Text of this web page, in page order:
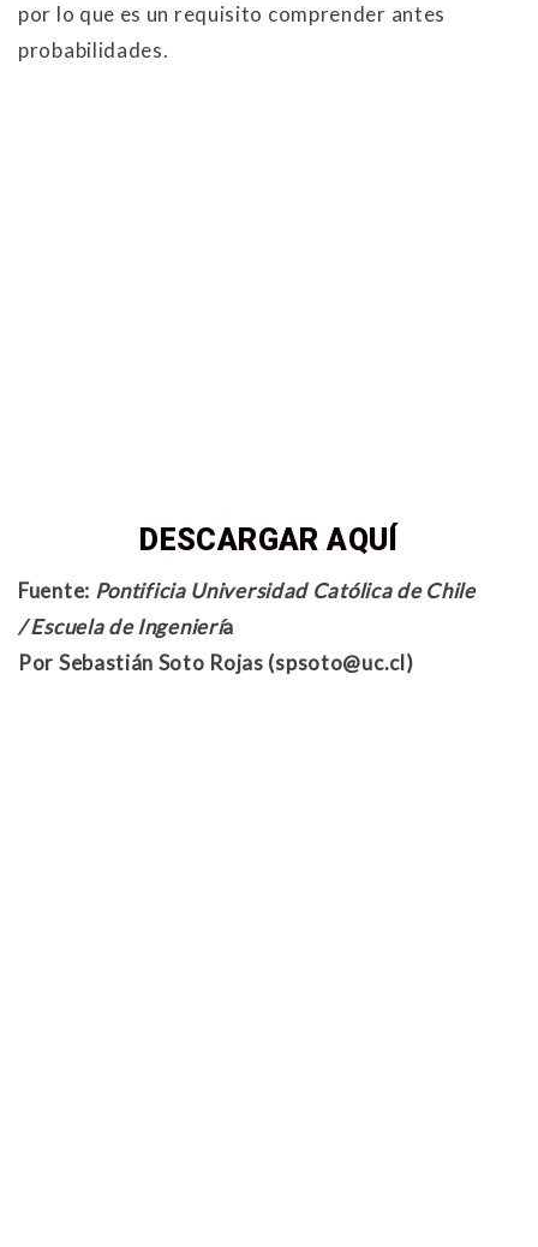
por lo que es un requisito comprender antes
probabilidades.
DESCARGAR AQUÍ
Fuente: Pontificia Universidad Católica de Chile
/ Escuela de Ingeniería
Por Sebastián Soto Rojas (spsoto@uc.cl)